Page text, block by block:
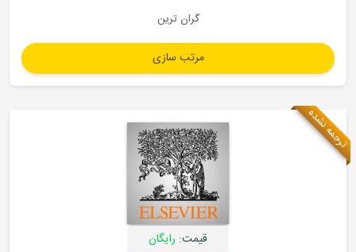
گران ترین
قیمت:رایگان